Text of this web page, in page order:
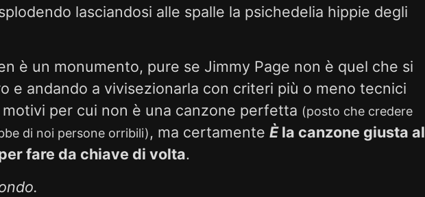
lasciandosi alle spalle la psichedelia hippie degli
è un monumento, pure se Jimmy Page non è quel che si
e andando a vivisezionarla con criteri più o meno tecnici
per cui non è una canzone perfetta (posto che credere
di noi persone orribili), ma certamente Èla canzone giusta al
fare da chiave di volta.